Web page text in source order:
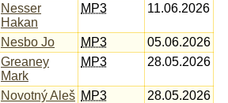
Nesser
Hakan
MP3 11.06.2026
Nesbo Jo MP3
05.06.2026
Greaney
Mark
MP3 28.05.2026
Novotný Aleš MP3
28.05.2026